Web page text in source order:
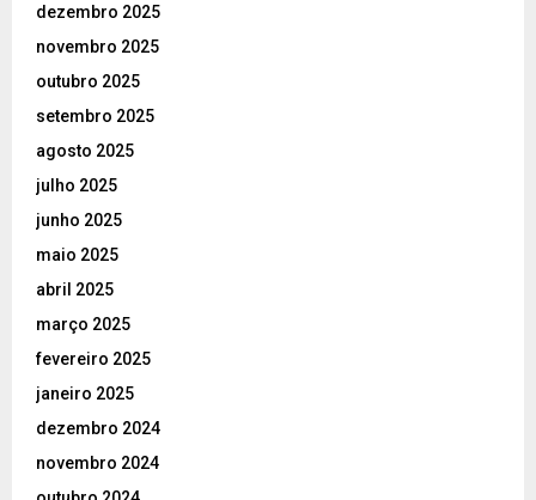
dezembro 2025
novembro 2025
outubro 2025
setembro 2025
agosto 2025
julho 2025
junho 2025
maio 2025
abril 2025
março 2025
fevereiro 2025
janeiro 2025
dezembro 2024
novembro 2024